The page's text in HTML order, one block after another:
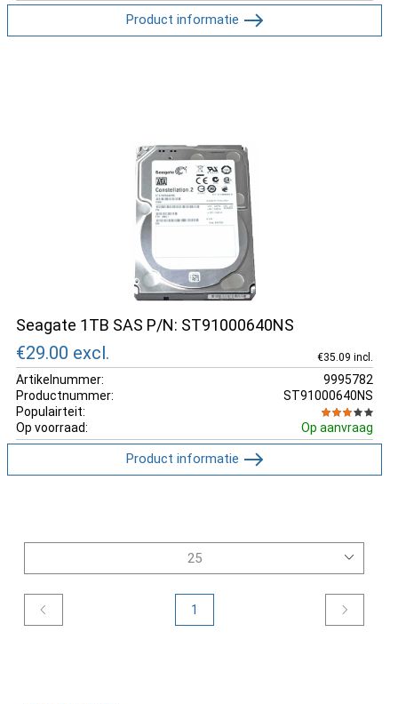
Product informatie
Seagate 1TB SAS P/N: ST91000640NS
€29.00 excl. €35.09 incl.
Artikelnummer:
9995782
Productnummer:
ST91000640NS
Populairteit:
Op voorraad:
Op aanvraag
Product informatie
1